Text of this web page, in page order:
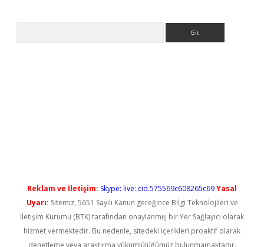
Reklam ve İletişim: Skype: live:.cid.575569c608265c69Yasal
Uyarı: Sitemiz, 5651 Sayılı Kanun gereğince Bilgi Teknolojileri ve
İletişim Kurumu (BTK) tarafından onaylanmış bir Yer Sağlayıcı olarak
hizmet vermektedir. Bu nedenle, sitedeki içerikleri proaktif olarak
denetleme veya araştırma yükümlülüğümüz bulunmamaktadır.